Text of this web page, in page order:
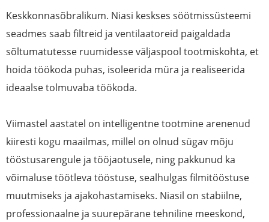
Keskkonnasõbralikum. Niasi keskses söötmissüsteemi
seadmes saab filtreid ja ventilaatoreid paigaldada
sõltumatutesse ruumidesse väljaspool tootmiskohta, et
hoida töökoda puhas, isoleerida müra ja realiseerida
ideaalse tolmuvaba töökoda.
Viimastel aastatel on intelligentne tootmine arenenud
kiiresti kogu maailmas, millel on olnud sügav mõju
tööstusarengule ja tööjaotusele, ning pakkunud ka
võimaluse töötleva tööstuse, sealhulgas filmitööstuse
muutmiseks ja ajakohastamiseks. Niasil on stabiilne,
professionaalne ja suurepärane tehniline meeskond,